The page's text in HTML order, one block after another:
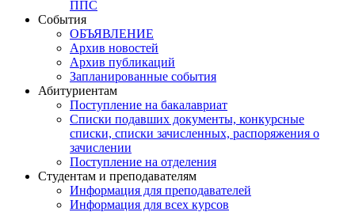
ППС
События
ОБЪЯВЛЕНИЕ
Архив новостей
Архив публикаций
Запланированные события
Абитуриентам
Поступление на бакалавриат
Списки подавших документы, конкурсные
списки, списки зачисленных, распоряжения о
зачислении
Поступление на отделения
Студентам и преподавателям
Информация для преподавателей
Информация для всех курсов